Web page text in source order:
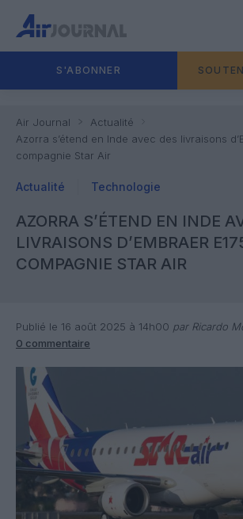
S'ABONNER
Air Journal
Actualité
Azorra s’étend en Inde avec des livraisons
compagnie Star Air
Actualité Technologie
AZORRA S’ÉTEND EN INDE
LIVRAISONS D’EMBRAER
COMPAGNIE STAR AIR
Publié le 16 août 2025 à 14h00 par Ricardo
0 commentaire